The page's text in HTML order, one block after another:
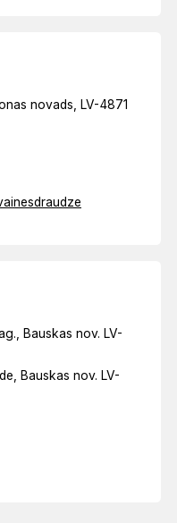
novads, LV-4871
Bauskas nov. LV-
Bauskas nov. LV-